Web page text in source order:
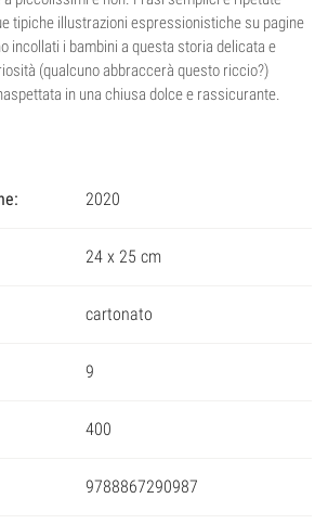
tipiche illustrazioni espressionistiche su pagine
incollati i bambini a questa storia delicata e
(qualcuno abbraccerà questo riccio?)
in una chiusa dolce e rassicurante.
2020
24 x 25 cm
cartonato
9
400
9788867290987